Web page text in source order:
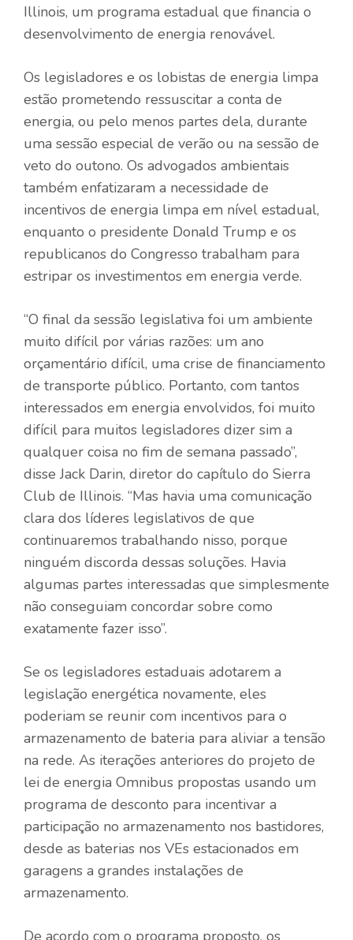
Illinois, um programa estadual que financia o
desenvolvimento de energia renovável.
Os legisladores e os lobistas de energia limpa
estão prometendo ressuscitar a conta de
energia, ou pelo menos partes dela, durante
uma sessão especial de verão ou na sessão de
veto do outono. Os advogados ambientais
também enfatizaram a necessidade de
incentivos de energia limpa em nível estadual,
enquanto o presidente Donald Trump e os
republicanos do Congresso trabalham para
estripar os investimentos em energia verde.
“O final da sessão legislativa foi um ambiente
muito difícil por várias razões: um ano
orçamentário difícil, uma crise de financiamento
de transporte público. Portanto, com tantos
interessados ​​em energia envolvidos, foi muito
difícil para muitos legisladores dizer sim a
qualquer coisa no fim de semana passado”,
disse Jack Darin, diretor do capítulo do Sierra
Club de Illinois. “Mas havia uma comunicação
clara dos líderes legislativos de que
continuaremos trabalhando nisso, porque
ninguém discorda dessas soluções. Havia
algumas partes interessadas que simplesmente
não conseguiam concordar sobre como
exatamente fazer isso”.
Se os legisladores estaduais adotarem a
legislação energética novamente, eles
poderiam se reunir com incentivos para o
armazenamento de bateria para aliviar a tensão
na rede. As iterações anteriores do projeto de
lei de energia Omnibus propostas usando um
programa de desconto para incentivar a
participação no armazenamento nos bastidores,
desde as baterias nos VEs estacionados em
garagens a grandes instalações de
armazenamento.
De acordo com o programa proposto, os